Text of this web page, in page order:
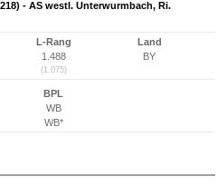
- AS westl. Unterwurmbach, Ri.
L-Rang
1.488
(1.075)
Land
BY
BPL
WB
WB*